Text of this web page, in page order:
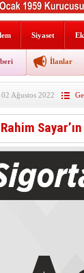
Erhan Parlar
BANA GÖRE
Vezirköprü
Siyaset
İlanlar
02 Ağustos 2022
Sayar’ın